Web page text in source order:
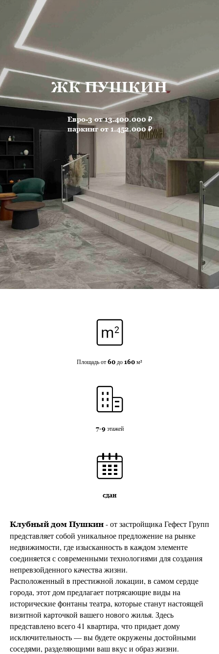
ЖК ПУШКИН
Евро-3 от 13.400.000 ₽
паркинг от 1.452.000 ₽
Площадь от 60 до 160 м²
7-9этажей
сдан
Клубный дом Пушкин - от застройщика Гефест Групп
представляет собой уникальное предложение на рынке
недвижимости, где изысканность в каждом элементе
соединяется с современными технологиями для создания
непревзойденного качества жизни.
Расположенный в престижной локации, в самом сердце
города, этот дом предлагает потрясающие виды на
исторические фонтаны театра, которые станут настоящей
визитной карточкой вашего нового жилья. Здесь
представлено всего 41 квартира, что придает дому
исключительность — вы будете окружены достойными
соседями, разделяющими ваш вкус и образ жизни.